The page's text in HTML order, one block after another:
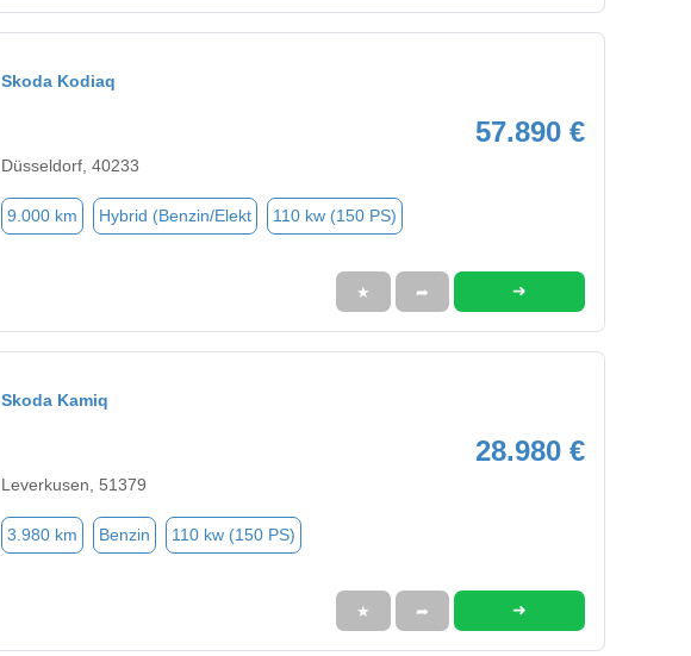
Skoda Kodiaq
57.890 €
Düsseldorf, 40233
9.000 km Hybrid (Benzin/Elekt 110 kw (150 PS)
★ ➦ ➜
Skoda Kamiq
28.980 €
Leverkusen, 51379
3.980 km Benzin 110 kw (150 PS)
★ ➦ ➜